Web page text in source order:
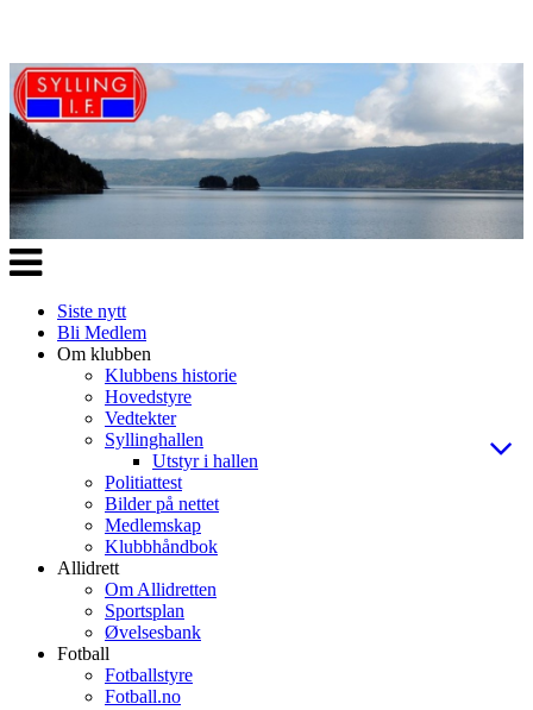
Veksle
navigasjon
Siste nytt
Bli Medlem
Om klubben
Klubbens historie
Hovedstyre
Vedtekter
Syllinghallen
Utstyr i hallen
Politiattest
Bilder på nettet
Medlemskap
Klubbhåndbok
Allidrett
Om Allidretten
Sportsplan
Øvelsesbank
Fotball
Fotballstyre
Fotball.no